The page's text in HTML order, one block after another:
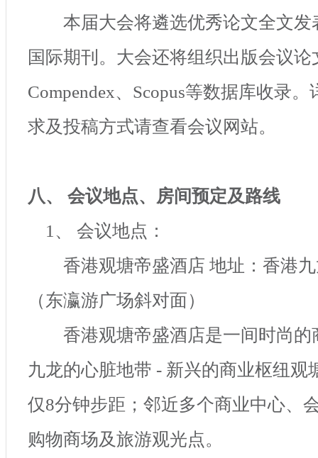
本届大会将遴选优秀论文全文发
国际期刊。大会还将组织出版会议
Compendex、 Scopus等数据库收录。
求及投稿方式请查看会议网站。
八、 会议地点、房间预定及路线
1 、 会议地点：
香港观塘帝盛酒店 地址：香港九
（东瀛游广场斜对面）
香港观塘帝盛酒店是一间时尚的
九龙的心脏地带 - 新兴的商业枢纽观
仅8分钟步距；邻近多个商业中心、
购物商场及旅游观光点。